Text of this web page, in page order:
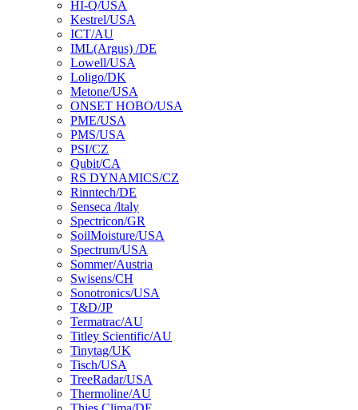
HI-Q/USA
Kestrel/USA
ICT/AU
IML(Argus) /DE
Lowell/USA
Loligo/DK
Metone/USA
ONSET HOBO/USA
PME/USA
PMS/USA
PSI/CZ
Qubit/CA
RS DYNAMICS/CZ
Rinntech/DE
Senseca /ltaly
Spectricon/GR
SoilMoisture/USA
Spectrum/USA
Sommer/Austria
Swisens/CH
Sonotronics/USA
T&D/JP
Termatrac/AU
Titley Scientific/AU
Tinytag/UK
Tisch/USA
TreeRadar/USA
Thermoline/AU